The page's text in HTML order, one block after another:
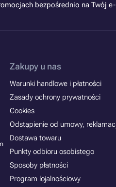
bezpośrednio na Twój
Zakupy u nas
Warunki handlowe i płatności
Zasady ochrony prywatności
Cookies
Odstąpienie od umowy,
Dostawa towaru
Punkty odbioru osobistego
Sposoby płatności
Program lojalnościowy